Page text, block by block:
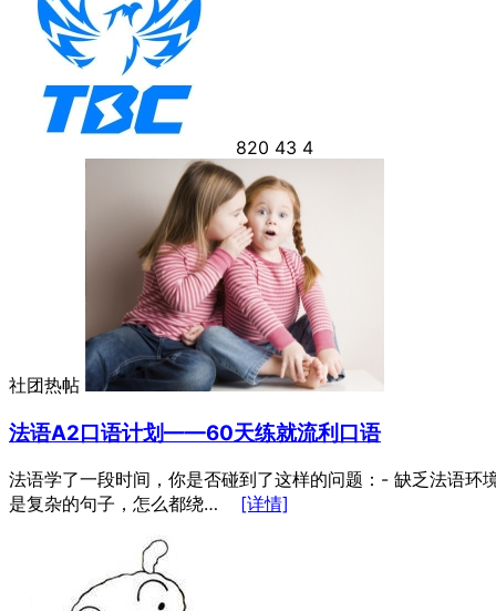
820 43 4
社团热帖
法语A2口语计划——60天练就流利口语
法语学了一段时间，你是否碰到了这样的问题：- 缺乏法语
是复杂的句子，怎么都绕… [详情]